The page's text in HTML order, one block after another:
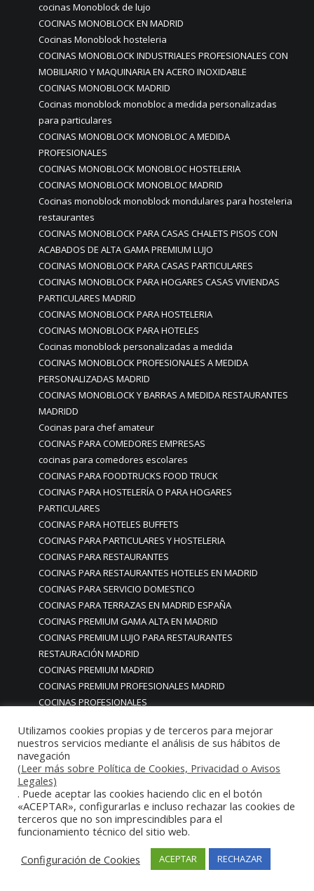
cocinas Monoblock de lujo
COCINAS MONOBLOCK EN MADRID
Cocinas Monoblock hosteleria
COCINAS MONOBLOCK INDUSTRIALES PROFESIONALES CON
MOBILIARIO Y MAQUINARIA EN ACERO INOXIDABLE
COCINAS MONOBLOCK MADRID
Cocinas monoblock monobloc a medida personalizadas
para particulares
COCINAS MONOBLOCK MONOBLOC A MEDIDA
PROFESIONALES
COCINAS MONOBLOCK MONOBLOC HOSTELERIA
COCINAS MONOBLOCK MONOBLOC MADRID
Cocinas monoblock monoblock mondulares para hosteleria
restaurantes
COCINAS MONOBLOCK PARA CASAS CHALETS PISOS CON
ACABADOS DE ALTA GAMA PREMIUM LUJO
COCINAS MONOBLOCK PARA CASAS PARTICULARES
COCINAS MONOBLOCK PARA HOGARES CASAS VIVIENDAS
PARTICULARES MADRID
COCINAS MONOBLOCK PARA HOSTELERIA
COCINAS MONOBLOCK PARA HOTELES
Cocinas monoblock personalizadas a medida
COCINAS MONOBLOCK PROFESIONALES A MEDIDA
PERSONALIZADAS MADRID
COCINAS MONOBLOCK Y BARRAS A MEDIDA RESTAURANTES
MADRIDD
Cocinas para chef amateur
COCINAS PARA COMEDORES EMPRESAS
cocinas para comedores escolares
COCINAS PARA FOODTRUCKS FOOD TRUCK
COCINAS PARA HOSTELERÍA O PARA HOGARES
PARTICULARES
COCINAS PARA HOTELES BUFFETS
COCINAS PARA PARTICULARES Y HOSTELERIA
COCINAS PARA RESTAURANTES
COCINAS PARA RESTAURANTES HOTELES EN MADRID
COCINAS PARA SERVICIO DOMESTICO
COCINAS PARA TERRAZAS EN MADRID ESPAÑA
COCINAS PREMIUM GAMA ALTA EN MADRID
COCINAS PREMIUM LUJO PARA RESTAURANTES
RESTAURACIÓN MADRID
COCINAS PREMIUM MADRID
COCINAS PREMIUM PROFESIONALES MADRID
COCINAS PROFESIONALES
REVESTIMIENTOS • ESTRUCTURAS • ELEMENTOS
DECORATIVOS ACERO INOXIDABLE
COCINAS PROFESIONALES A MEDIDA PERSONALIZADAS PARA
PARTICULARES
COCINAS PROFESIONALES ACERO INOXIDABLE
COCINAS PROFESIONALES HORECA
COCINAS PROFESIONALES HOSTELERÍA MADRID
Cocinas profesionales industriales monoblock a medida
personalizadas
Utilizamos cookies propias y de terceros para mejorar
nuestros servicios mediante el análisis de sus hábitos de
navegación
(Leer más sobre Política de Cookies, Privacidad o Avisos
Legales)
. Puede aceptar las cookies haciendo clic en el botón
«ACEPTAR», configurarlas e incluso rechazar las cookies de
terceros que no son imprescindibles para el
funcionamiento técnico del sitio web.
Configuración de Cookies
ACEPTAR RECHAZAR